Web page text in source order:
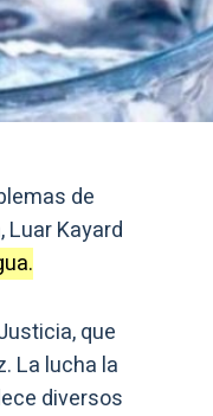
de
Kayard
que
La lucha la
diversos